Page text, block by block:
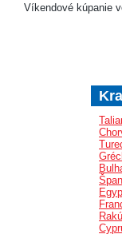
Víkendové kúpanie